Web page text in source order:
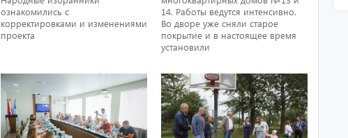
ознакомились с
корректировками и изменениями
проекта
14. Работы ведутся интенсивно.
Во дворе уже сняли старое
покрытие и в настоящее время
установили